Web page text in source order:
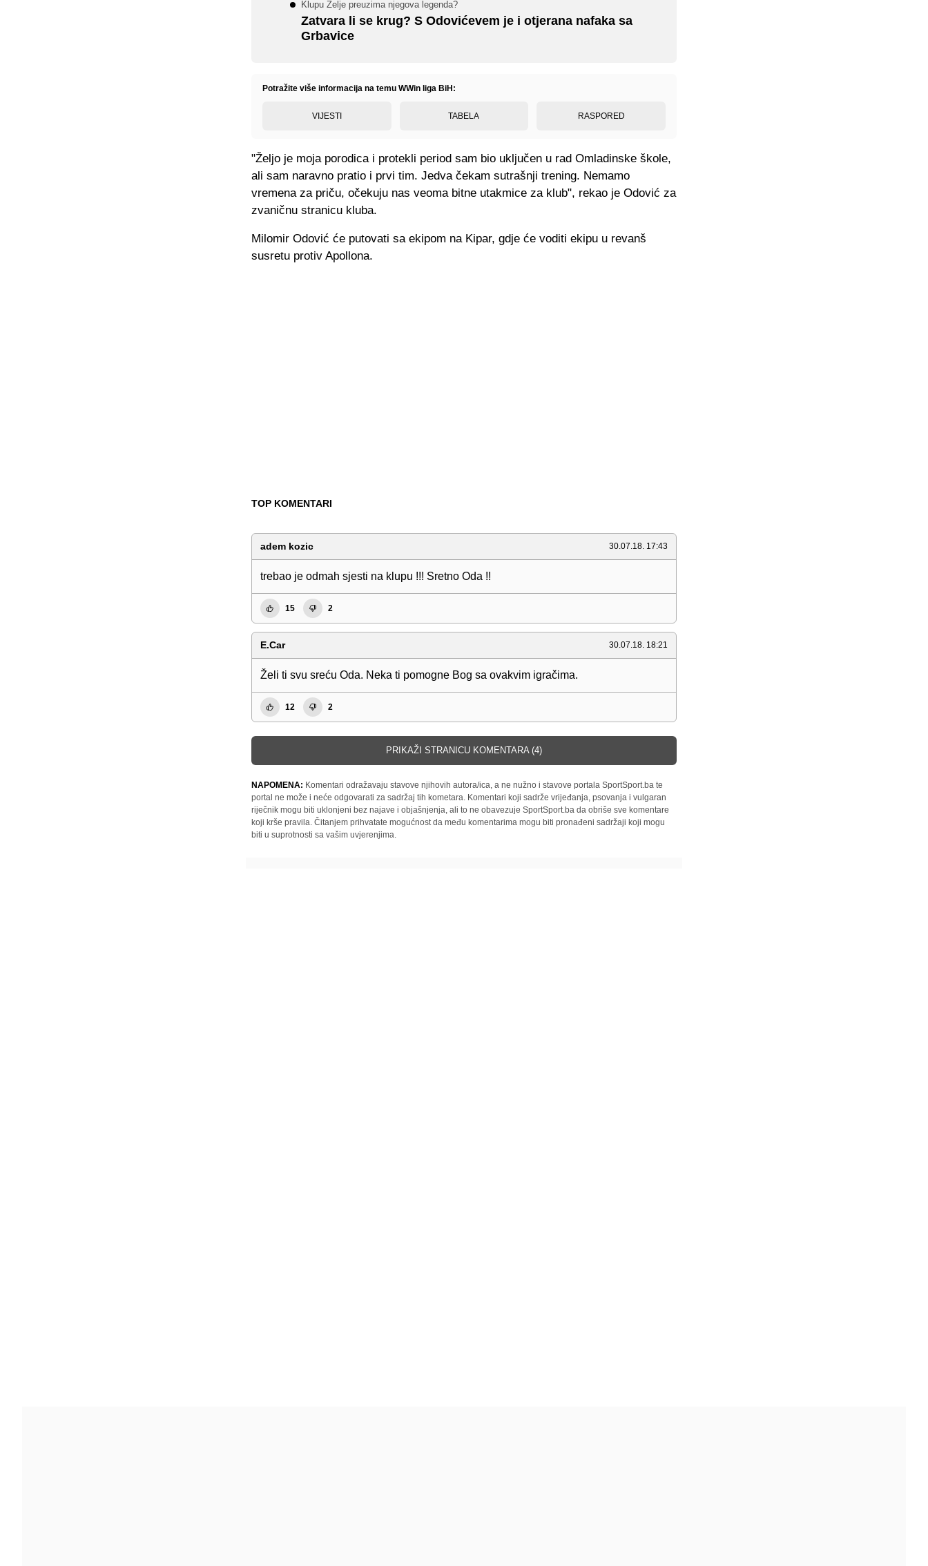
Klupu Želje preuzima njegova legenda?
Zatvara li se krug? S Odovićevem je i otjerana nafaka sa
Grbavice
Potražite više informacija na temu WWin liga BiH:
VIJESTI TABELA RASPORED
"Željo je moja porodica i protekli period sam bio uključen u rad Omladinske škole,
ali sam naravno pratio i prvi tim. Jedva čekam sutrašnji trening. Nemamo
vremena za priču, očekuju nas veoma bitne utakmice za klub", rekao je Odović za
zvaničnu stranicu kluba.
Milomir Odović će putovati sa ekipom na Kipar, gdje će voditi ekipu u revanš
susretu protiv Apollona.
TOP KOMENTARI
adem kozic 30.07.18. 17:43
trebao je odmah sjesti na klupu !!! Sretno Oda !!
15 2
E.Car 30.07.18. 18:21
Želi ti svu sreću Oda. Neka ti pomogne Bog sa ovakvim igračima.
12 2
PRIKAŽI STRANICU KOMENTARA (4)
NAPOMENA: Komentari odražavaju stavove njihovih autora/ica, a ne nužno i stavove portala SportSport.ba te
portal ne može i neće odgovarati za sadržaj tih kometara. Komentari koji sadrže vrijeđanja, psovanja i vulgaran
riječnik mogu biti uklonjeni bez najave i objašnjenja, ali to ne obavezuje SportSport.ba da obriše sve komentare
koji krše pravila. Čitanjem prihvatate mogućnost da među komentarima mogu biti pronađeni sadržaji koji mogu
biti u suprotnosti sa vašim uvjerenjima.